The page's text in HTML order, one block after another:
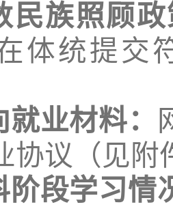
民族照顾
体统提交
业材料：
协议（见附
阶段学习情